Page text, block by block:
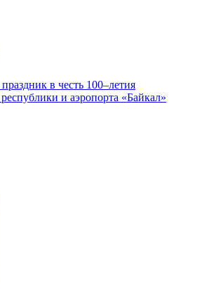
в честь 100–летия
и аэропорта «Байкал»